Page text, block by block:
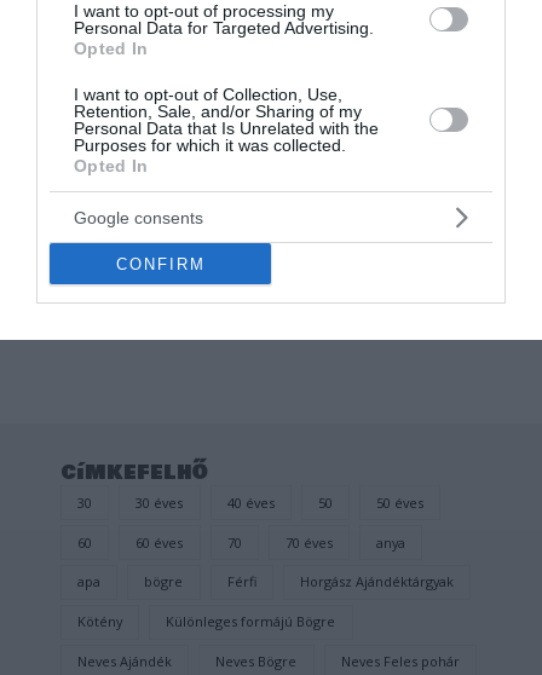
I want to opt-out of processing my
Personal Data for Targeted Advertising.
Opted In
I want to opt-out of Collection, Use,
Retention, Sale, and/or Sharing of my
Personal Data that Is Unrelated with the
Purposes for which it was collected.
Opted In
Google consents
CONFIRM
ÁRON HARCI SZEKERE
NEVES
RENDSZÁMTÁBLA
/
2.000 Ft.1.000 Ft.
címkefelhő
30 30 éves 40 éves 50 50 éves
60 60 éves 70 70 éves anya
apa bögre Férfi Horgász Ajándéktárgyak
Kötény Különleges formájú Bögre
Neves Ajándék Neves Bögre Neves Feles pohár